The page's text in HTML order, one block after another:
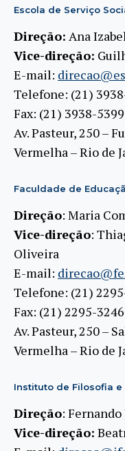
Escola de Serviço
Direção: Ana
Vice-direção:
E-mail:
Telefone: (21)
Fax: (21) 3938-5399
Av. Pasteur, 250 –
Vermelha – Rio de
Faculdade de
Direção: Maria
Vice-direção:
Oliveira
E-mail:
Telefone: (21)
Fax: (21) 2295-3246
Av. Pasteur, 250 –
Vermelha – Rio de
Instituto de Filosofia e
Direção:
Vice-direção: